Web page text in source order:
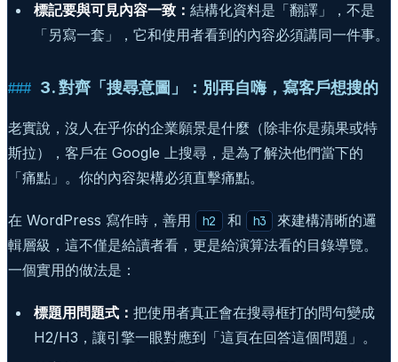
標記要與可見內容一致： 結構化資料是「翻譯」，不是
「另寫一套」，它和使用者看到的內容必須講同一件事。
3. 對齊「搜尋意圖」：別再自嗨，寫客戶想搜的
老實說，沒人在乎你的企業願景是什麼（除非你是蘋果或特
斯拉），客戶在 Google 上搜尋，是為了解決他們當下的
「痛點」。你的內容架構必須直擊痛點。
在 WordPress 寫作時，善用 h2 和 h3
來建構清晰的邏
輯層級，這不僅是給讀者看，更是給演算法看的目錄導覽。
一個實用的做法是：
標題用問題式： 把使用者真正會在搜尋框打的問句變成
H2/H3，讓引擎一眼對應到「這頁在回答這個問題」。